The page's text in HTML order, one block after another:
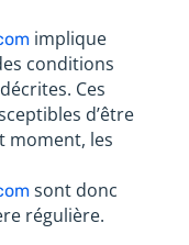
implique
conditions
Ces
d’être
moment, les
sont donc
régulière.